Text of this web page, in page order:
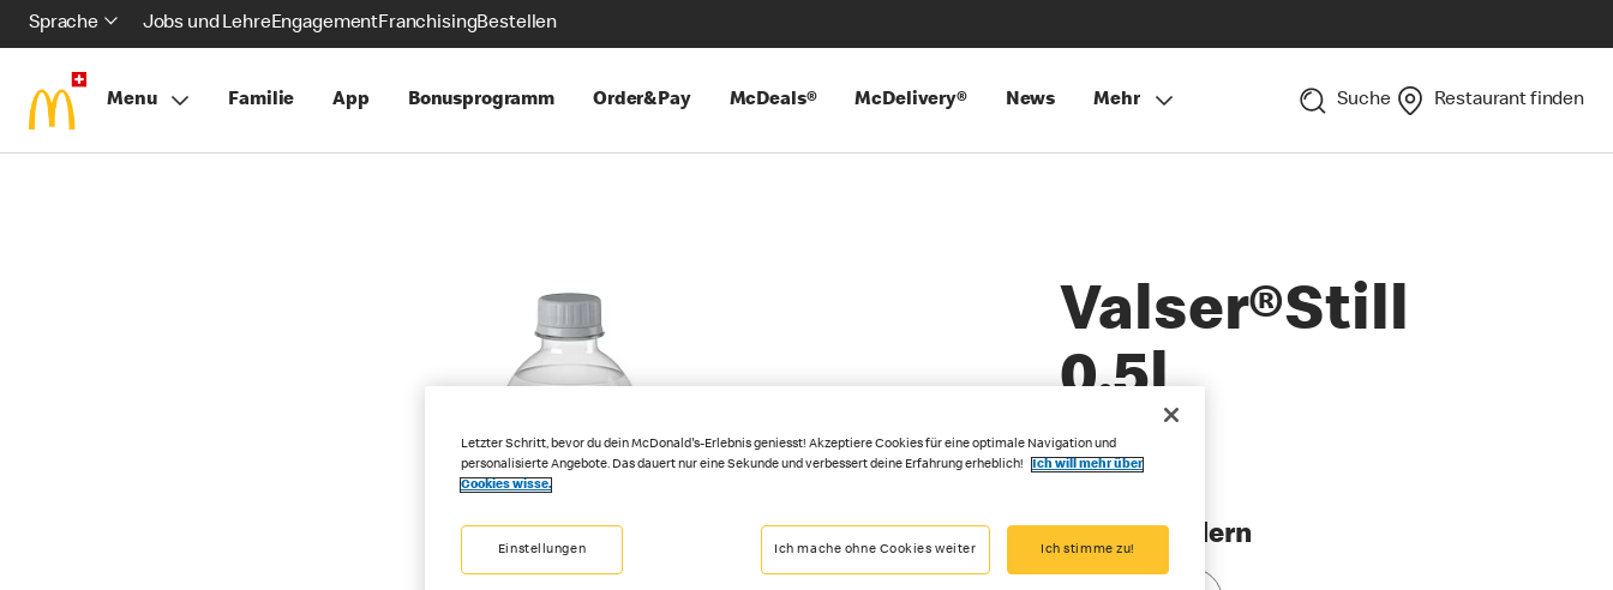
Sprache Jobs und LehreEngagementFranchisingBestellen
Menu Familie App Bonusprogramm Order&Pay McDeals® McDelivery® News Mehr Suche Restaurant finden
Valser®Still
0,5l
Grösse ändern
Letzter Schritt, bevor du dein McDonald's-Erlebnis geniesst! Akzeptiere Cookies für eine optimale Navigation und
personalisierte Angebote. Das dauert nur eine Sekunde und verbessert deine Erfahrung erheblich!
Ich will mehr über
Cookies wisse.
Einstellungen Ich mache ohne Cookies weiter Ich stimme zu!